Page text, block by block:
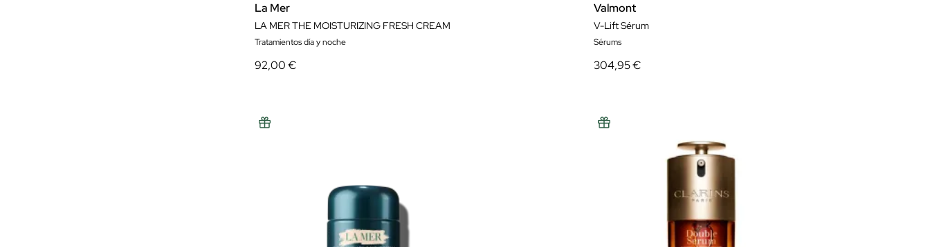
La Mer
LA MER THE MOISTURIZING FRESH CREAM
Tratamientos día y noche
92,00 €
Valmont
V-Lift Sérum
Sérums
304,95 €